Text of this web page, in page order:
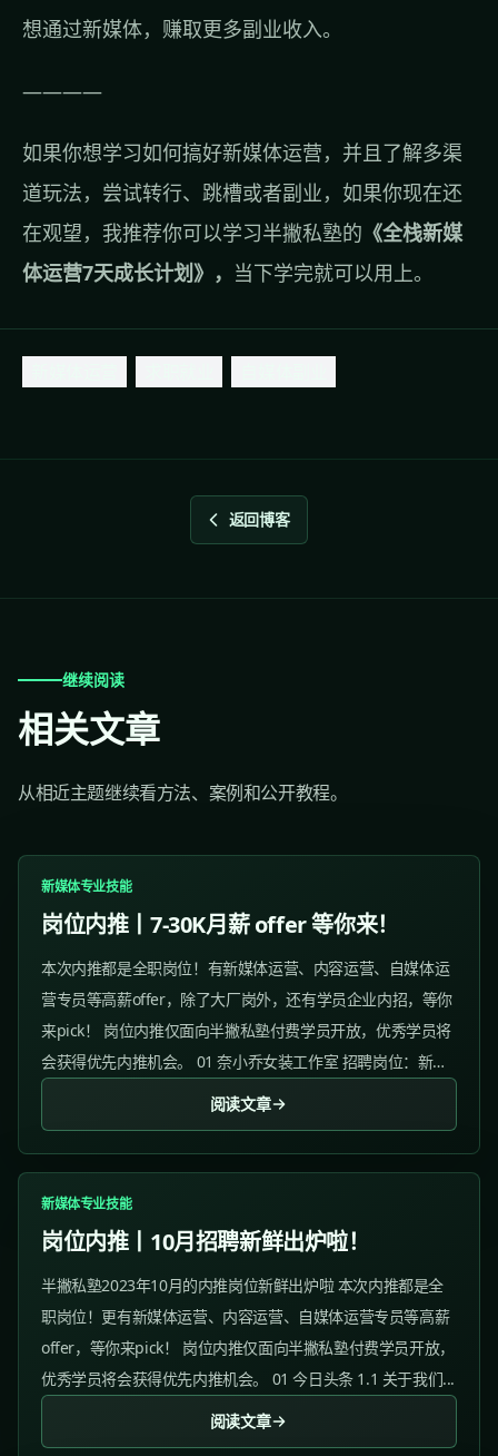
想通过新媒体，赚取更多副业收入。
————
如果你想学习如何搞好新媒体运营，并且了解多渠
道玩法，尝试转行、跳槽或者副业，如果你现在还
在观望，我推荐你可以学习半撇私塾的 《全栈新媒
体运营7天成长计划》， 当下学完就可以用上。
返回博客
继续阅读
相关文章
从相近主题继续看方法、案例和公开教程。
新媒体专业技能
岗位内推丨7-30K月薪 offer 等你来！
本次内推都是全职岗位！有新媒体运营、内容运营、自媒体运
营专员等高薪offer，除了大厂岗外，还有学员企业内招，等你
来pick！ 岗位内推仅面向半撇私塾付费学员开放，优秀学员将
会获得优先内推机会。 01 奈小乔女装工作室 招聘岗位：新媒
体运营主管 工作地点：广州 岗位职责：...
阅读文章
新媒体专业技能
岗位内推丨10月招聘新鲜出炉啦！
半撇私塾2023年10月的内推岗位新鲜出炉啦 本次内推都是全
职岗位！更有新媒体运营、内容运营、自媒体运营专员等高薪
offer，等你来pick！ 岗位内推仅面向半撇私塾付费学员开放，
优秀学员将会获得优先内推机会。 01 今日头条 1.1 关于我们...
阅读文章